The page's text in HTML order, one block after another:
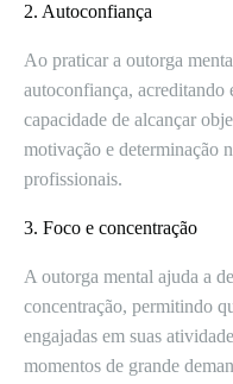
2. Autoconfiança
Ao praticar a outorga
autoconfiança, acreditando
capacidade de alcançar
motivação e determinação
profissionais.
3. Foco e concentração
A outorga mental ajuda a
concentração, permitindo
engajadas em suas
momentos de grande